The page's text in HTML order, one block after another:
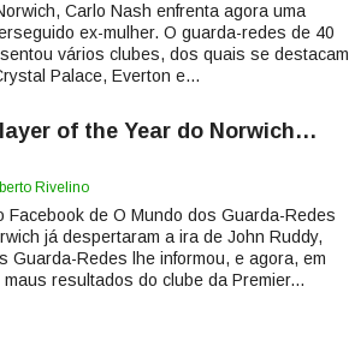
Carlo Nash enfrenta agora uma
ex-mulher. O guarda-redes de 40
vários clubes, dos quais se destacam
Palace, Everton e...
of the Year do Norwich…
Rivelino
Facebook de O Mundo dos Guarda-Redes
já despertaram a ira de John Ruddy,
Guarda-Redes lhe informou, e agora, em
resultados do clube da Premier...